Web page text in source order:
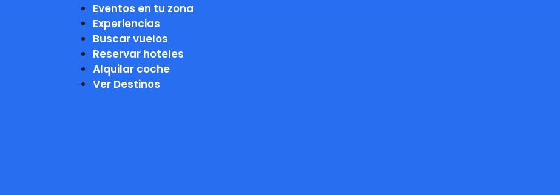
Eventos en tu zona
Experiencias
Buscar vuelos
Reservar hoteles
Alquilar coche
Ver Destinos